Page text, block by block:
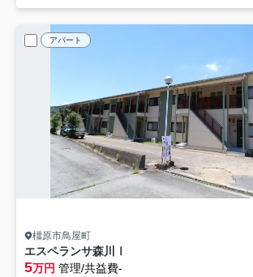
アパート
橿原市鳥屋町
エスペランサ森川Ⅰ
5万円 管理/共益費-